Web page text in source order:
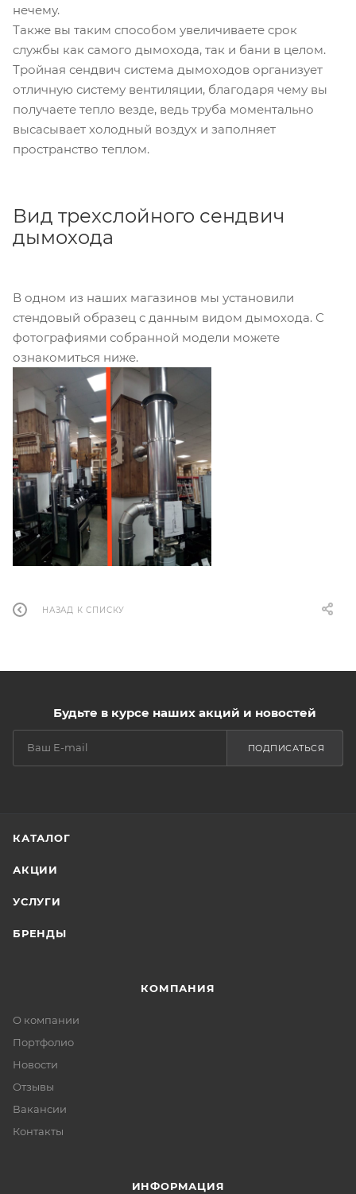
нечему.
Также вы таким способом увеличиваете срок
службы как самого дымохода, так и бани в целом.
Тройная сендвич система дымоходов организует
отличную систему вентиляции, благодаря чему вы
получаете тепло везде, ведь труба моментально
высасывает холодный воздух и заполняет
пространство теплом.
Вид трехслойного сендвич
дымохода
В одном из наших магазинов мы установили
стендовый образец с данным видом дымохода. С
фотографиями собранной модели можете
ознакомиться ниже.
НАЗАД К СПИСКУ
Будьте в курсе наших акций и новостей
ПОДПИСАТЬСЯ
КАТАЛОГ
АКЦИИ
УСЛУГИ
БРЕНДЫ
КОМПАНИЯ
О компании
Портфолио
Новости
Отзывы
Вакансии
Контакты
ИНФОРМАЦИЯ